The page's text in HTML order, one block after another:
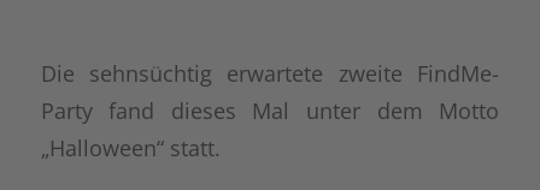
Die sehnsüchtig erwartete zweite FindMe-
Party fand dieses Mal unter dem Motto
„Halloween“ statt.